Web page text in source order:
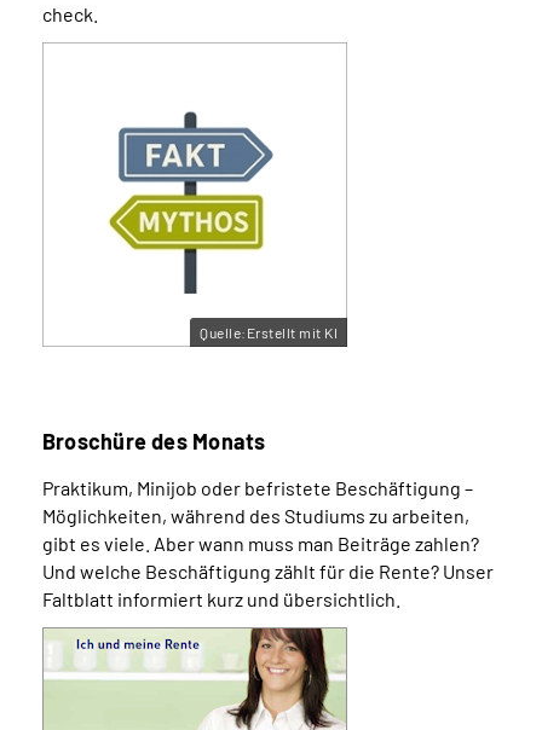
check.
Quelle:Erstellt mit KI
Broschüre des Monats
Praktikum, Minijob oder befristete Beschäftigung –
Möglichkeiten, während des Studiums zu arbeiten,
gibt es viele. Aber wann muss man Beiträge zahlen?
Und welche Beschäftigung zählt für die Rente? Unser
Faltblatt informiert kurz und übersichtlich.